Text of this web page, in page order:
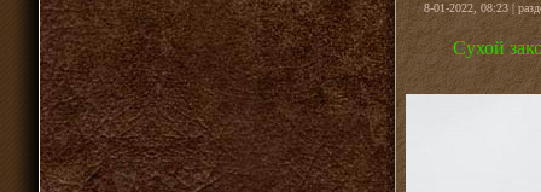
8-01-2022, 08:23 |
Сухой